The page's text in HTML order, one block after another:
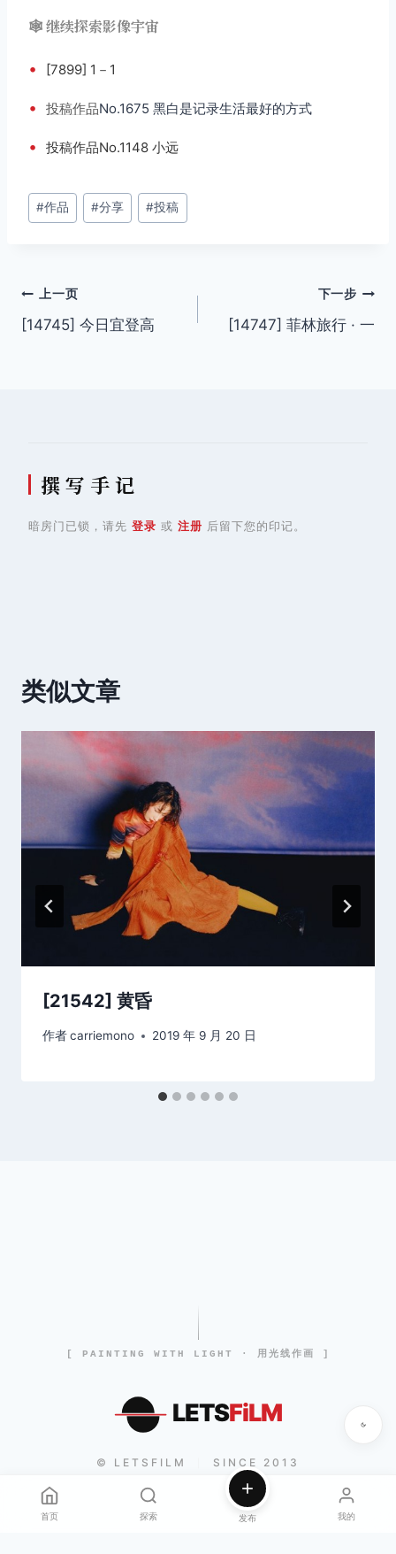
🕸️ 继续探索影像宇宙
• [7899] 1－1
• 投稿作品No.1675 黑白是记录生活最好的方式
• 投稿作品No.1148 小远
文
章
#作品 #分享 #投稿
文
章
上一页
[14745] 今日宜登高
下一步
[14747] 菲林旅行 · 一
撰 写 手 记
暗房门已锁，请先 登录 或 注册 后留下您的印记。
类似文章
[21542] 黄昏
作者carriemono 2019 年 9 月 20 日
[ PAINTING WITH LIGHT · 用光线作画 ]
LETSFiLM
© LETSFILM SINCE 2013
首页 探索 发布 我的